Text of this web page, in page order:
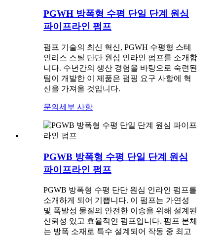
PGWH 방폭형 수평 단일 단계 원심
파이프라인 펌프
펌프 기술의 최신 혁신, PGWH 수평형 스테
인리스 스틸 단단 원심 인라인 펌프를 소개합
니다. 수년간의 생산 경험을 바탕으로 숙련된
팀이 개발한 이 제품은 펌핑 요구 사항에 혁
신을 가져올 것입니다.
문의 세부 사항
PGWB 방폭형 수평 단일 단계 원심
파이프라인 펌프
PGWB 방폭형 수평 단단 원심 인라인 펌프를
소개하게 되어 기쁩니다. 이 펌프는 가연성
및 폭발성 물질의 안전한 이송을 위해 설계된
신뢰성 있고 효율적인 펌프입니다. 펌프 본체
는 방폭 소재로 특수 설계되어 작동 중 최고